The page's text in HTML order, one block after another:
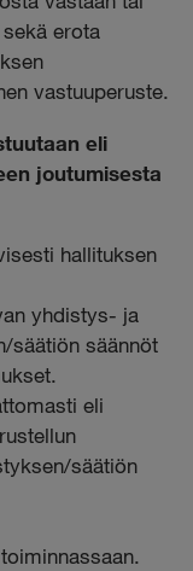
erota
vastuuperuste.
eli
joutumisesta
hallituksen
yhdistys- ja
säätiön säännöt
eli
säätiön